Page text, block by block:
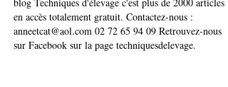
en accès totalement gratuit. Contactez-nous :
anneetcat@aol.com 02 72 65 94 09 Retrouvez-nous
sur Facebook sur la page techniquesdelevage.